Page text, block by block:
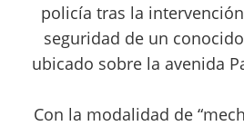
policía tras la
seguridad de un
ubicado sobre la avenida
Con la modalidad de